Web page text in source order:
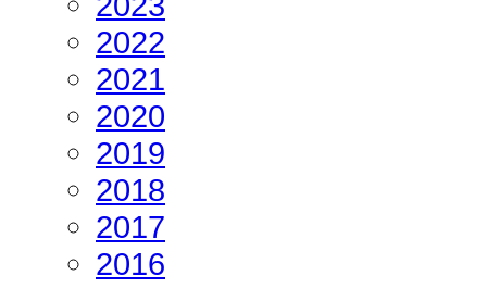
2022
2021
2020
2019
2018
2017
2016